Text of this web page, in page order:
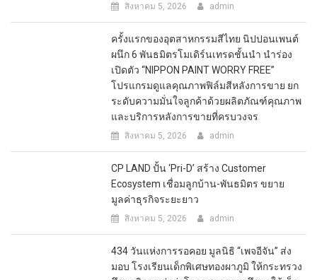
สิงหาคม 5, 2026 admin
ครั้งแรกของอุตสาหกรรมสีไทย นิปปอนเพนต์
ผนึก 6 พันธมิตรโมเดิร์นเทรดชั้นนำ นำร่อง
เปิดตัว “NIPPON PAINT WORRY FREE”
โปรแกรมดูแลคุณภาพฟิล์มสีหลังการขาย ยก
ระดับความมั่นใจลูกค้าด้วยผลิตภัณฑ์คุณภาพ
และบริการหลังการขายที่ครบวงจร
สิงหาคม 5, 2026 admin
CP LAND ปั้น ‘Pri-D’ สร้าง Customer
Ecosystem เชื่อมลูกบ้าน-พันธมิตร ขยาย
มูลค่าธุรกิจระยะยาว
สิงหาคม 5, 2026 admin
434 วันแห่งการรอคอย มูลนิธิ “เพจอีจัน” ส่ง
มอบ โรงเรียนเด็กพิเศษทองผาภูมิ ให้กระทรวง